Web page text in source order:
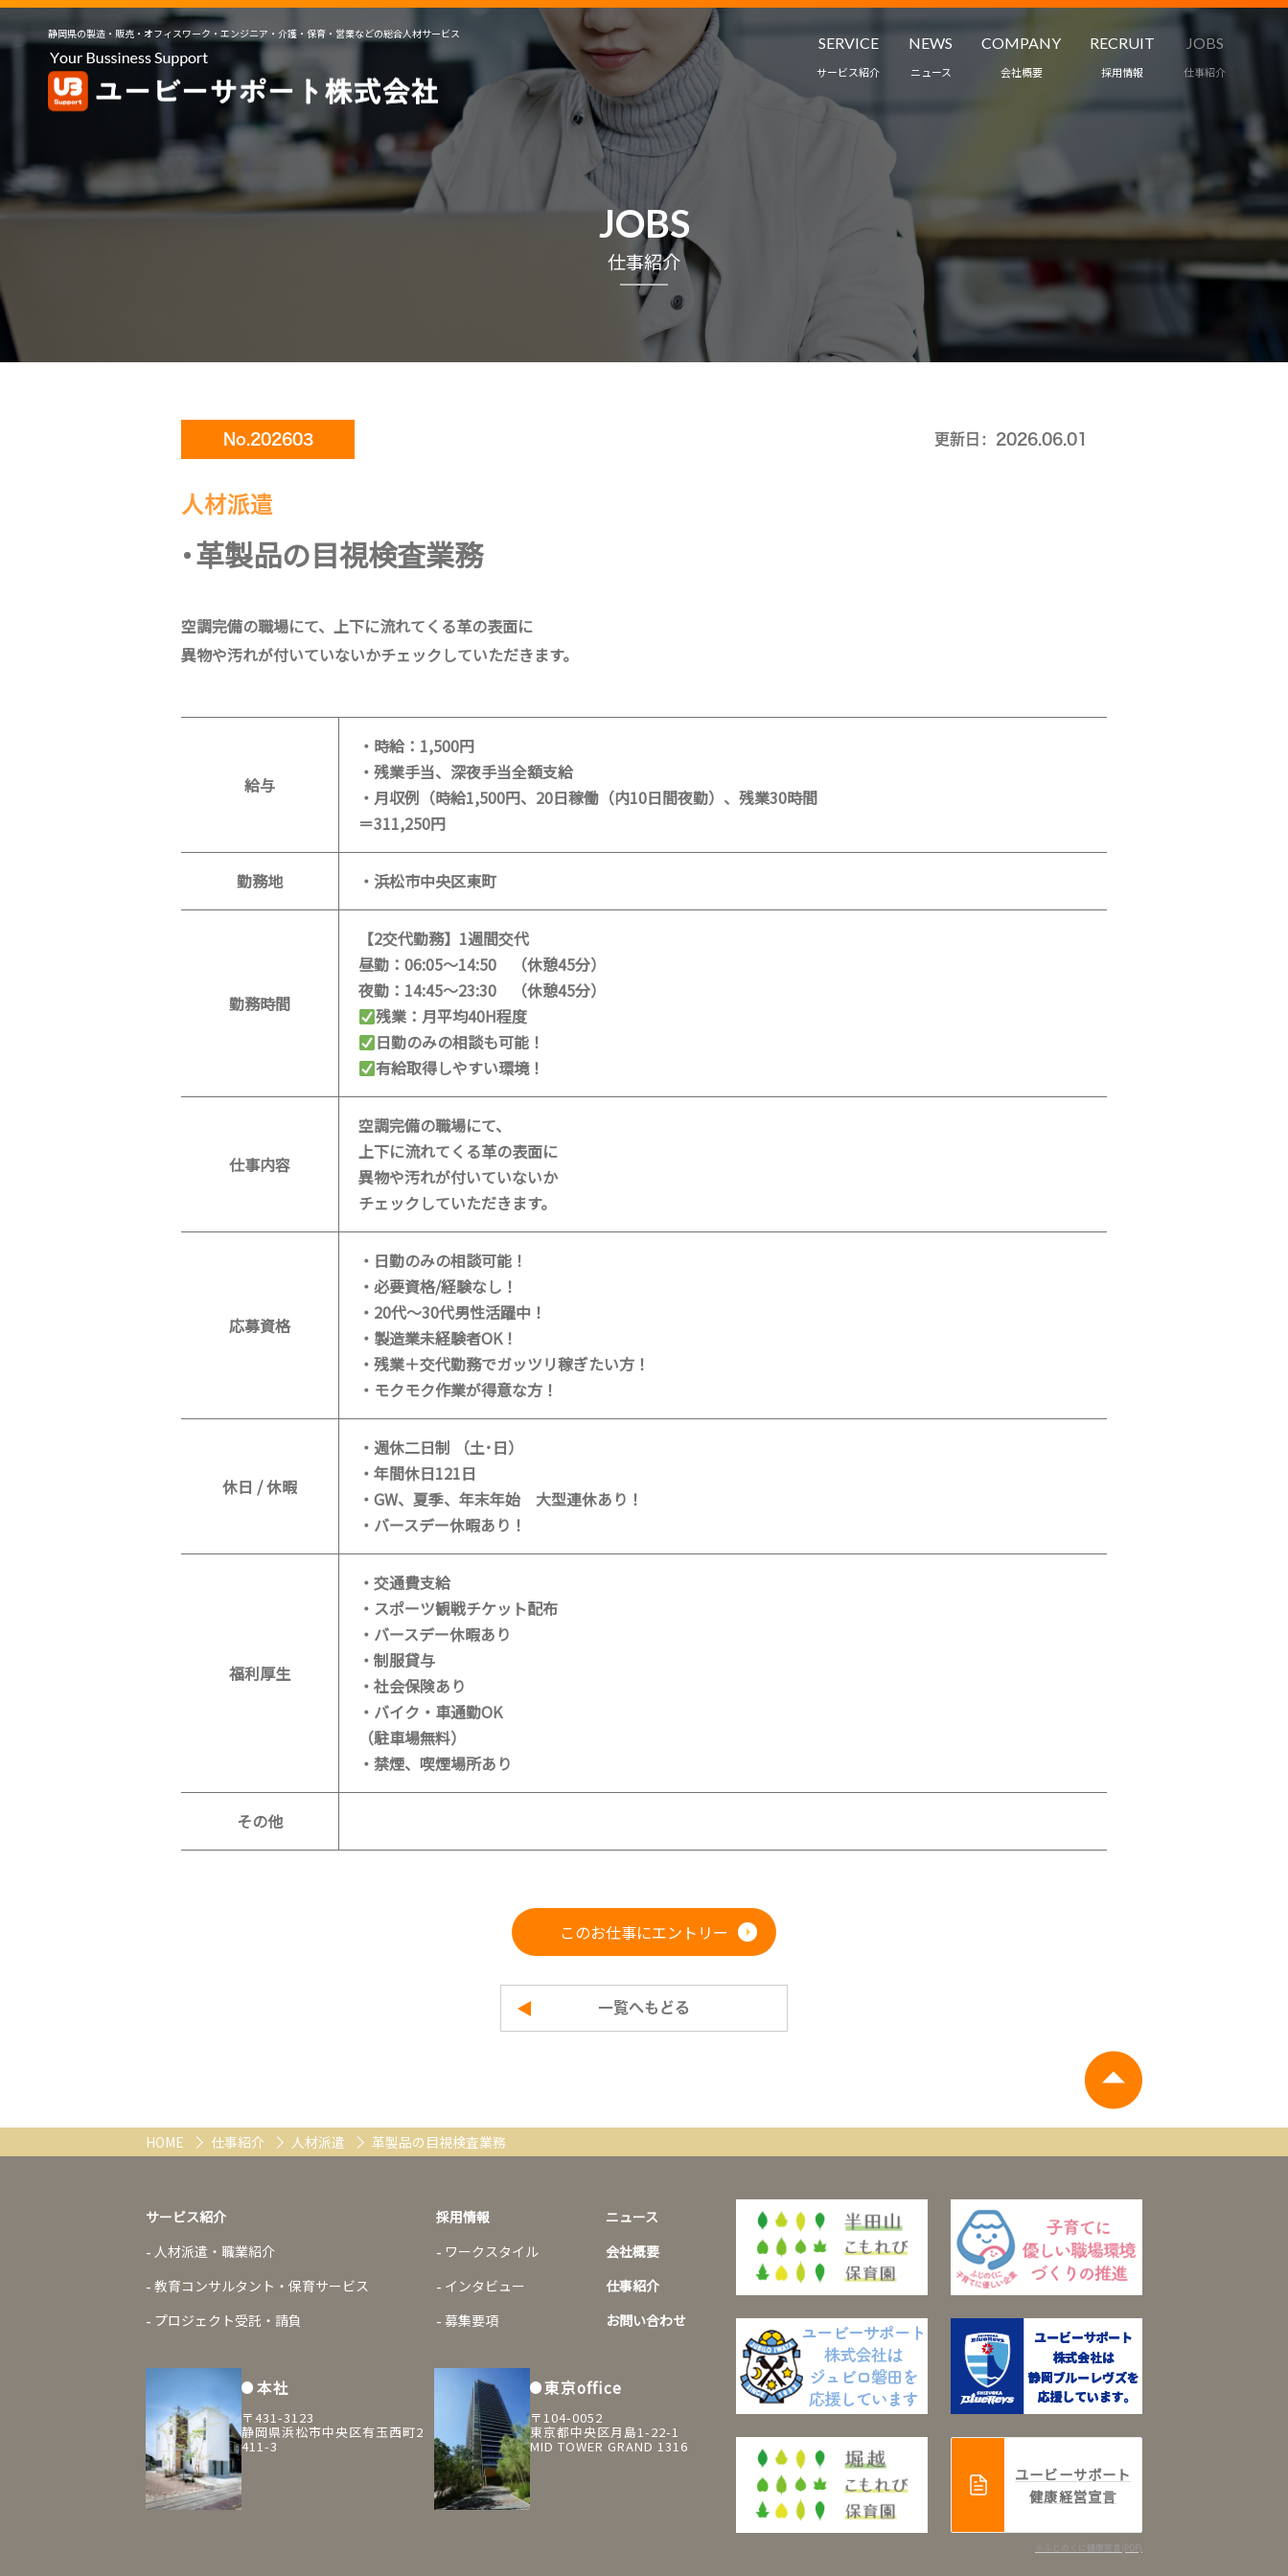
静岡県の製造・販売・オフィスワーク・エンジニア・介護・保育・営業などの総合人材サービス
SERVICE
サービス紹介
教育コンサルタント・保育
NEWS
ニュース
COMPANY
会社概要
RECRUIT
採用情報
インタビュー
募集要項
JOBS
仕事紹介
JOBS
仕事紹介
No.202603 更新日：2026.06.01
人材派遣
革製品の目視検査業務
空調完備の職場にて、上下に流れてくる革の表面に
異物や汚れが付いていないかチェックしていただきます。
給与
・時給：1,500円
・残業手当、深夜手当全額支給
・月収例（時給1,500円、20日稼働（内10日間夜勤）、残業30時間
＝311,250円
勤務地 ・浜松市中央区東町
勤務時間
【2交代勤務】1週間交代
昼勤：06:05～14:50 （休憩45分）
夜勤：14:45～23:30 （休憩45分）
残業：月平均40H程度
日勤のみの相談も可能！
有給取得しやすい環境！
仕事内容
空調完備の職場にて、
上下に流れてくる革の表面に
異物や汚れが付いていないか
チェックしていただきます。
応募資格
・日勤のみの相談可能！
・必要資格/経験なし！
・20代～30代男性活躍中！
・製造業未経験者OK！
・残業＋交代勤務でガッツリ稼ぎたい方！
・モクモク作業が得意な方！
休日 / 休暇
・週休二日制 （土･日）
・年間休日121日
・GW、夏季、年末年始 大型連休あり！
・バースデー休暇あり！
福利厚生
・交通費支給
・スポーツ観戦チケット配布
・バースデー休暇あり
・制服貸与
・社会保険あり
・バイク・車通勤OK
（駐車場無料）
・禁煙、喫煙場所あり
その他
このお仕事にエントリー
一覧へもどる
HOME 仕事紹介 人材派遣 革製品の目視検査業務
サービス紹介
人材派遣・職業紹介
教育コンサルタント・保育サービス
プロジェクト受託・請負
採用情報
ワークスタイル
インタビュー
募集要項
ニュース
会社概要
仕事紹介
お問い合わせ
本社
〒431-3123
静岡県浜松市中央区有玉西町2
411-3
東京office
〒104-0052
東京都中央区月島1-22-1
MID TOWER GRAND 1316
ユービーサポート
健康経営宣言
※ふじのくに健康宣言(PDF)